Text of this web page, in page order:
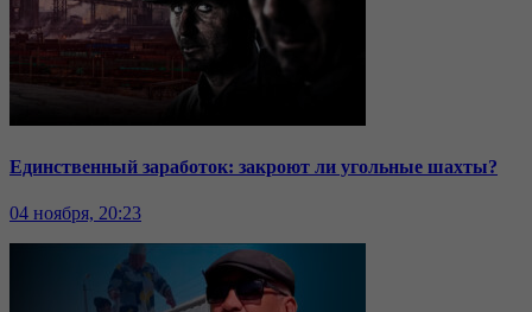
Единственный заработок: закроют ли угольные шахты?
04 ноября, 20:23